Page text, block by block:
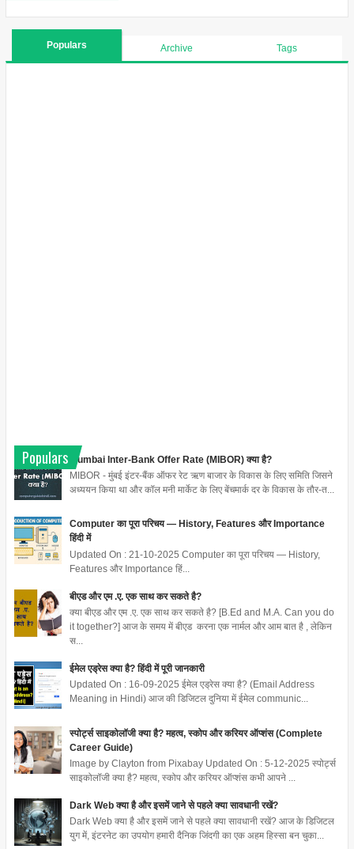
Populars Archive Tags
Populars
Mumbai Inter-Bank Offer Rate (MIBOR) क्या है?
MIBOR - मुंबई इंटर-बैंक ऑफर रेट ऋण बाजार के विकास के लिए समिति जिसने
अध्ययन किया था और कॉल मनी मार्केट के लिए बेंचमार्क दर के विकास के तौर-त...
Computer का पूरा परिचय — History, Features और Importance
हिंदी में
Updated On : 21-10-2025 Computer का पूरा परिचय — History,
Features और Importance हिं...
बीएड और एम .ए. एक साथ कर सकते है?
क्या बीएड और एम .ए. एक साथ कर सकते है? [B.Ed and M.A. Can you do
it together?] आज के समय में बीएड करना एक नार्मल और आम बात है , लेकिन
स...
ईमेल एड्रेस क्या है? हिंदी में पूरी जानकारी
Updated On : 16-09-2025 ईमेल एड्रेस क्या है? (Email Address
Meaning in Hindi) आज की डिजिटल दुनिया में ईमेल communic...
स्पोर्ट्स साइकोलॉजी क्या है? महत्व, स्कोप और करियर ऑप्शंस (Complete
Career Guide)
Image by Clayton from Pixabay Updated On : 5-12-2025 स्पोर्ट्स
साइकोलॉजी क्या है? महत्व, स्कोप और करियर ऑप्शंस कभी आपने ...
Dark Web क्या है और इसमें जाने से पहले क्या सावधानी रखें?
Dark Web क्या है और इसमें जाने से पहले क्या सावधानी रखें? आज के डिजिटल
युग में, इंटरनेट का उपयोग हमारी दैनिक जिंदगी का एक अहम हिस्सा बन चुका...